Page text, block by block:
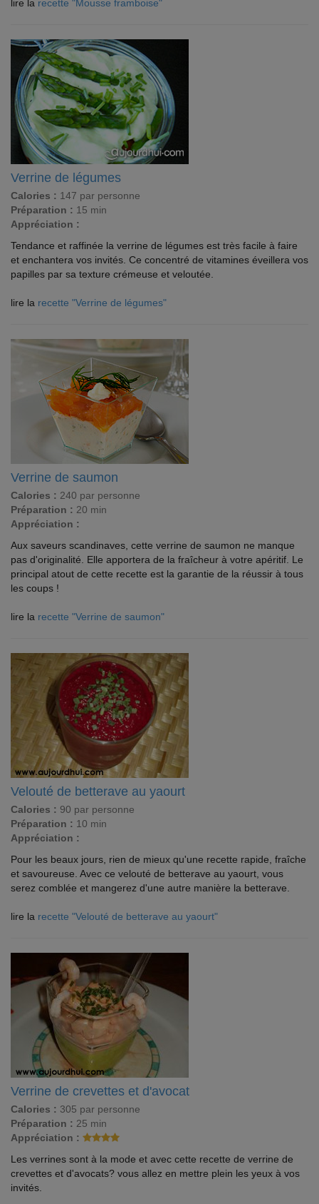
lire la recette "Mousse framboise"
Verrine de légumes
Calories : 147 par personne
Préparation : 15 min
Appréciation :
Tendance et raffinée la verrine de légumes est très facile à faire
et enchantera vos invités. Ce concentré de vitamines éveillera vos
papilles par sa texture crémeuse et veloutée.
lire la recette "Verrine de légumes"
Verrine de saumon
Calories : 240 par personne
Préparation : 20 min
Appréciation :
Aux saveurs scandinaves, cette verrine de saumon ne manque
pas d'originalité. Elle apportera de la fraîcheur à votre apéritif. Le
principal atout de cette recette est la garantie de la réussir à tous
les coups !
lire la recette "Verrine de saumon"
Velouté de betterave au yaourt
Calories : 90 par personne
Préparation : 10 min
Appréciation :
Pour les beaux jours, rien de mieux qu'une recette rapide, fraîche
et savoureuse. Avec ce velouté de betterave au yaourt, vous
serez comblée et mangerez d'une autre manière la betterave.
lire la recette "Velouté de betterave au yaourt"
Verrine de crevettes et d'avocat
Calories : 305 par personne
Préparation : 25 min
Appréciation :
Les verrines sont à la mode et avec cette recette de verrine de
crevettes et d'avocats? vous allez en mettre plein les yeux à vos
invités.